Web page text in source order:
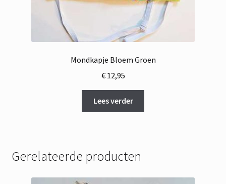
Mondkapje Bloem Groen
€12,95
Lees verder
Gerelateerde producten